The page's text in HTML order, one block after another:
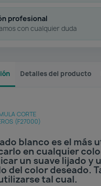
profesional
con cualquier duda
Detalles del producto
CORTE
(F27000)
blanco es el más
en cualquier
un suave lijado y
del color deseado.
tal cual.